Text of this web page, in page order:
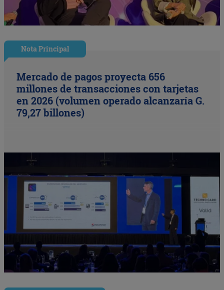
Nota Principal
Mercado de pagos proyecta 656
millones de transacciones con tarjetas
en 2026 (volumen operado alcanzaría G.
79,27 billones)